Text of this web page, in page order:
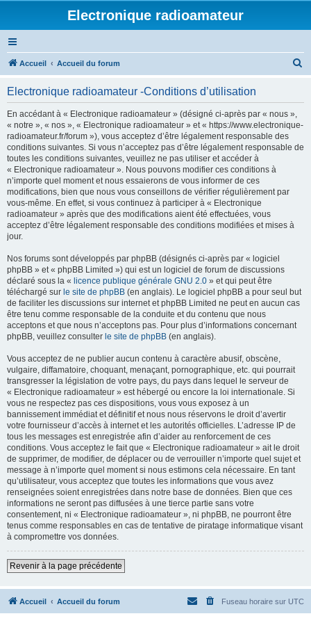
Electronique radioamateur
Accueil Accueil du forum
Electronique radioamateur -Conditions d’utilisation
En accédant à « Electronique radioamateur » (désigné ci-après par « nous »,
« notre », « nos », « Electronique radioamateur » et « https://www.electronique-
radioamateur.fr/forum »), vous acceptez d’être légalement responsable des
conditions suivantes. Si vous n’acceptez pas d’être légalement responsable de
toutes les conditions suivantes, veuillez ne pas utiliser et accéder à
« Electronique radioamateur ». Nous pouvons modifier ces conditions à
n’importe quel moment et nous essaierons de vous informer de ces
modifications, bien que nous vous conseillons de vérifier régulièrement par
vous-même. En effet, si vous continuez à participer à « Electronique
radioamateur » après que des modifications aient été effectuées, vous
acceptez d’être légalement responsable des conditions modifiées et mises à
jour.
Nos forums sont développés par phpBB (désignés ci-après par « logiciel
phpBB » et « phpBB Limited ») qui est un logiciel de forum de discussions
déclaré sous la « licence publique générale GNU 2.0 » et qui peut être
téléchargé sur le site de phpBB (en anglais). Le logiciel phpBB a pour seul but
de faciliter les discussions sur internet et phpBB Limited ne peut en aucun cas
être tenu comme responsable de la conduite et du contenu que nous
acceptons et que nous n’acceptons pas. Pour plus d’informations concernant
phpBB, veuillez consulter le site de phpBB (en anglais).
Vous acceptez de ne publier aucun contenu à caractère abusif, obscène,
vulgaire, diffamatoire, choquant, menaçant, pornographique, etc. qui pourrait
transgresser la législation de votre pays, du pays dans lequel le serveur de
« Electronique radioamateur » est hébergé ou encore la loi internationale. Si
vous ne respectez pas ces dispositions, vous vous exposez à un
bannissement immédiat et définitif et nous nous réservons le droit d’avertir
votre fournisseur d’accès à internet et les autorités officielles. L’adresse IP de
tous les messages est enregistrée afin d’aider au renforcement de ces
conditions. Vous acceptez le fait que « Electronique radioamateur » ait le droit
de supprimer, de modifier, de déplacer ou de verrouiller n’importe quel sujet et
message à n’importe quel moment si nous estimons cela nécessaire. En tant
qu’utilisateur, vous acceptez que toutes les informations que vous avez
renseignées soient enregistrées dans notre base de données. Bien que ces
informations ne seront pas diffusées à une tierce partie sans votre
consentement, ni « Electronique radioamateur », ni phpBB, ne pourront être
tenus comme responsables en cas de tentative de piratage informatique visant
à compromettre vos données.
Revenir à la page précédente
Accueil Accueil du forum Fuseau horaire sur UTC